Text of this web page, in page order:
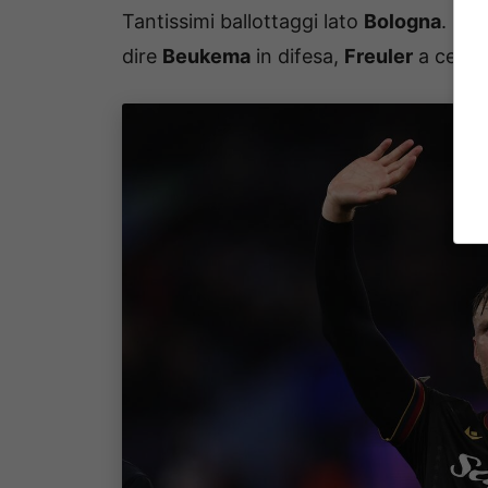
Tantissimi ballottaggi lato Bologna.
dire Beukema in difesa, Freuler a